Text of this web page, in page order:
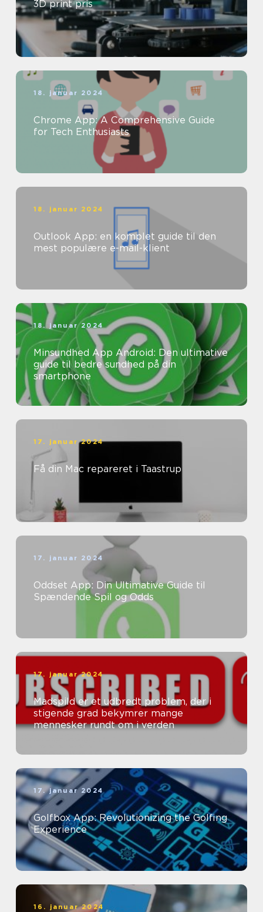
3D print pris
18. januar 2024
Chrome App: A Comprehensive Guide
for Tech Enthusiasts
18. januar 2024
Outlook App: en komplet guide til den
mest populære e-mail-klient
18. januar 2024
Minsundhed App Android: Den ultimative
guide til bedre sundhed på din
smartphone
17. januar 2024
Få din Mac repareret i Taastrup
17. januar 2024
Oddset App: Din Ultimative Guide til
Spændende Spil og Odds
17. januar 2024
Madspild er et udbredt problem, der i
stigende grad bekymrer mange
mennesker rundt om i verden
17. januar 2024
Golfbox App: Revolutionizing the Golfing
Experience
16. januar 2024